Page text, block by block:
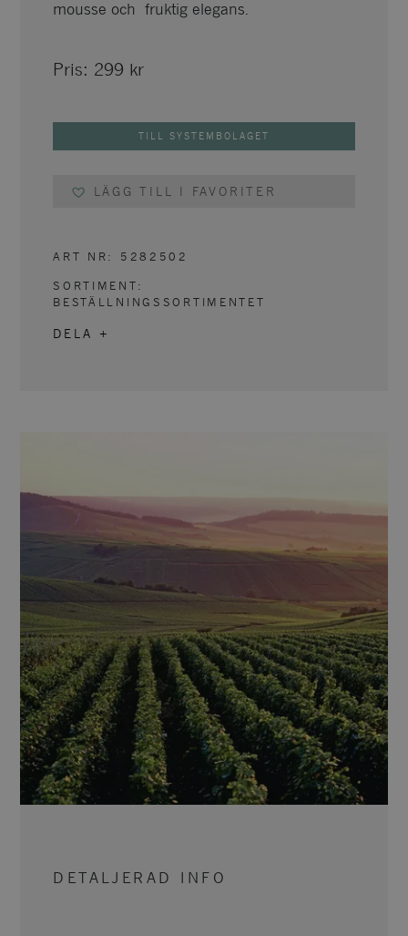
mousse och fruktig elegans.
Pris: 299 kr
TILL SYSTEMBOLAGET
LÄGG TILL I FAVORITER
ART NR: 5282502
SORTIMENT:
BESTÄLLNINGSSORTIMENTET
DELA +
DETALJERAD INFO